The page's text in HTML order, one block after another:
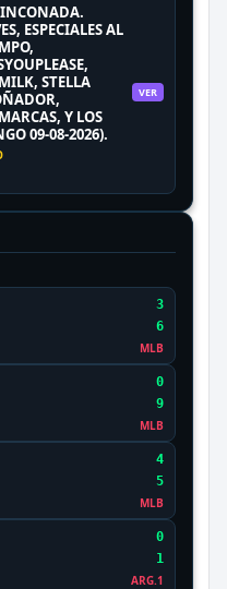
ESPECIALES AL
STELLA
Y LOS
09-08-2026).
VER
3
6
MLB
0
9
MLB
4
5
MLB
0
1
ARG.1